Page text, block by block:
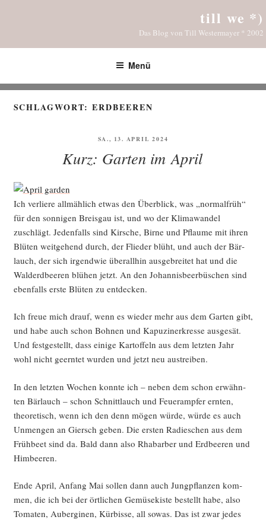
till we *)
Das Blog von Till Westermayer * 2002
Menü
SCHLAGWORT:ERDBEEREN
VERÖFFENTLICHT
SA., 13. APRIL 2024
Kurz: Garten im April
Ich ver­lie­re all­mäh­lich etwas den Über­blick, was „nor­mal­früh“
für den son­ni­gen Breis­gau ist, und wo der Kli­ma­wan­del
zuschlägt. Jeden­falls sind Kir­sche, Bir­ne und Pflau­me mit ihren
Blü­ten weit­ge­hend durch, der Flie­der blüht, und auch der Bär­
lauch, der sich irgend­wie über­all­hin aus­ge­brei­tet hat und die
Wald­erd­bee­ren blü­hen jetzt. An den Johan­nis­beer­bü­schen sind
eben­falls ers­te Blü­ten zu entdecken.
Ich freue mich drauf, wenn es wie­der mehr aus dem Gar­ten gibt,
und habe auch schon Boh­nen und Kapu­zi­ner­kres­se aus­ge­sät.
Und fest­ge­stellt, dass eini­ge Kar­tof­feln aus dem letz­ten Jahr
wohl nicht geern­tet wur­den und jetzt neu austreiben.
In den letz­ten Wochen konn­te ich – neben dem schon erwähn­
ten Bär­lauch – schon Schnitt­lauch und Feu­er­amp­fer ern­ten,
theo­re­tisch, wenn ich den denn mögen wür­de, wür­de es auch
Unmen­gen an Giersch geben. Die ers­ten Radies­chen aus dem
Früh­beet sind da. Bald dann also Rha­bar­ber und Erd­bee­ren und
Himbeeren.
Ende April, Anfang Mai sol­len dann auch Jung­pflan­zen kom­
men, die ich bei der ört­li­chen Gemü­se­kis­te bestellt habe, also
Toma­ten, Auber­gi­nen, Kür­bis­se, all sowas. Das ist zwar jedes